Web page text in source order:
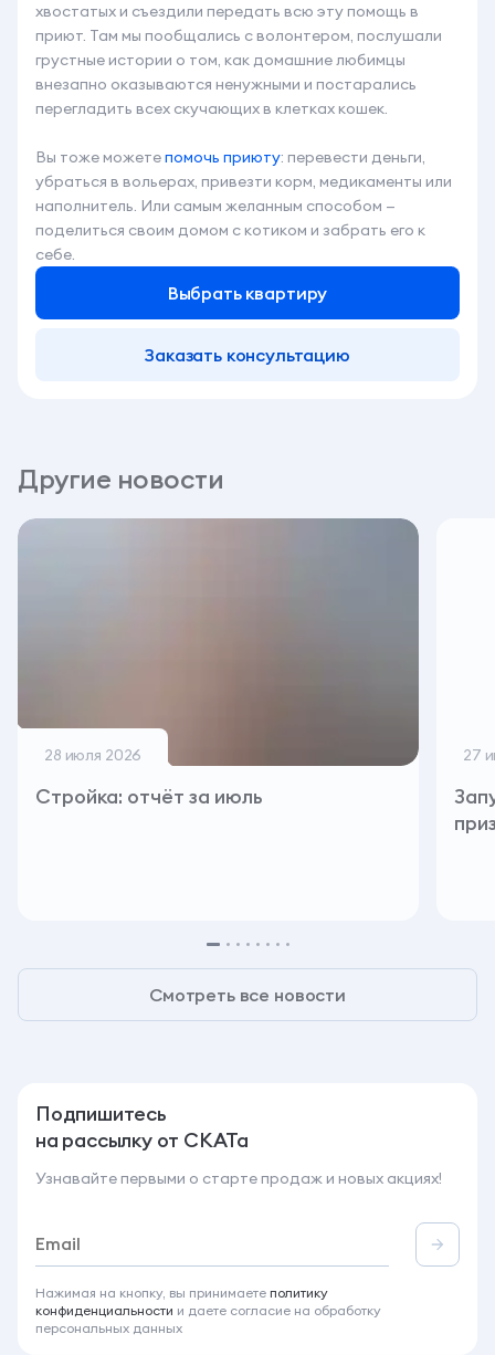
хвостатых и съездили передать всю эту помощь в
приют. Там мы пообщались с волонтером, послушали
грустные истории о том, как домашние любимцы
внезапно оказываются ненужными и постарались
перегладить всех скучающих в клетках кошек.
Вы тоже можетепомочь приюту: перевести деньги,
убраться в вольерах, привезти корм, медикаменты или
наполнитель. Или самым желанным способом —
поделиться своим домом с котиком и забрать его к
себе.
Выбрать квартиру
Заказать консультацию
Другие новости
28 июля 2026
Стройка: отчёт за июль
27
Смотреть все новости
Подпишитесь
на рассылку от СКАТа
Узнавайте первыми о старте продаж и новых акциях!
Нажимая на кнопку, вы принимаете политику
конфиденциальности и даете согласие на обработку
персональных данных